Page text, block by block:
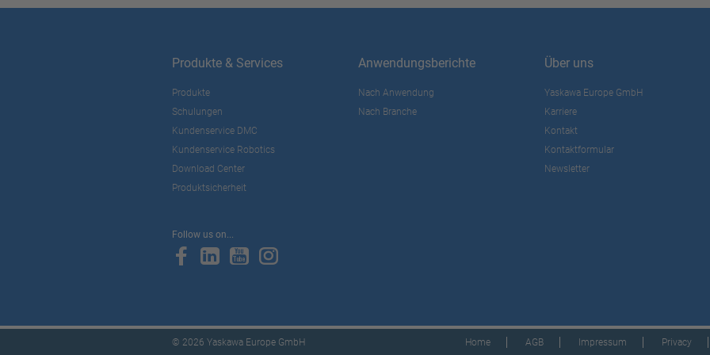
Produkte & Services
Produkte
Schulungen
Kundenservice DMC
Kundenservice Robotics
Download Center
Produktsicherheit
Anwendungsberichte
Nach Anwendung
Nach Branche
Über uns
Yaskawa Europe GmbH
Karriere
Kontakt
Kontaktformular
Newsletter
Follow us on...
© 2026 Yaskawa Europe GmbH Home AGB Impressum Privacy